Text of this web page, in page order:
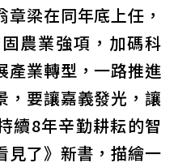
梁在同年底上任，
農業強項，加碼科
產業轉型，一路推進
，要讓嘉義發光，讓
續8年辛勤耕耘的智
見了》新書，描繪一